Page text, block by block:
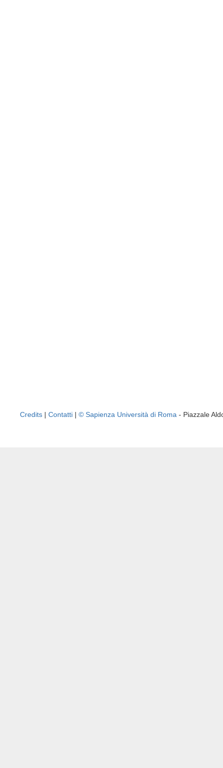
Credits | Contatti | © Sapienza Università di Roma - Piazzale